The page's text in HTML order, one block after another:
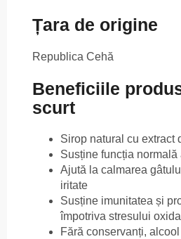
Țara de origine
Republica Cehă
Beneficiile
scurt
Sirop natural cu extract
Susține funcția
Ajută la calmarea
iritate
Susține imunitatea și
împotriva stresului
Fără conservanți,